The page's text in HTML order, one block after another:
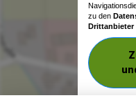
zu den
Drittanbieter